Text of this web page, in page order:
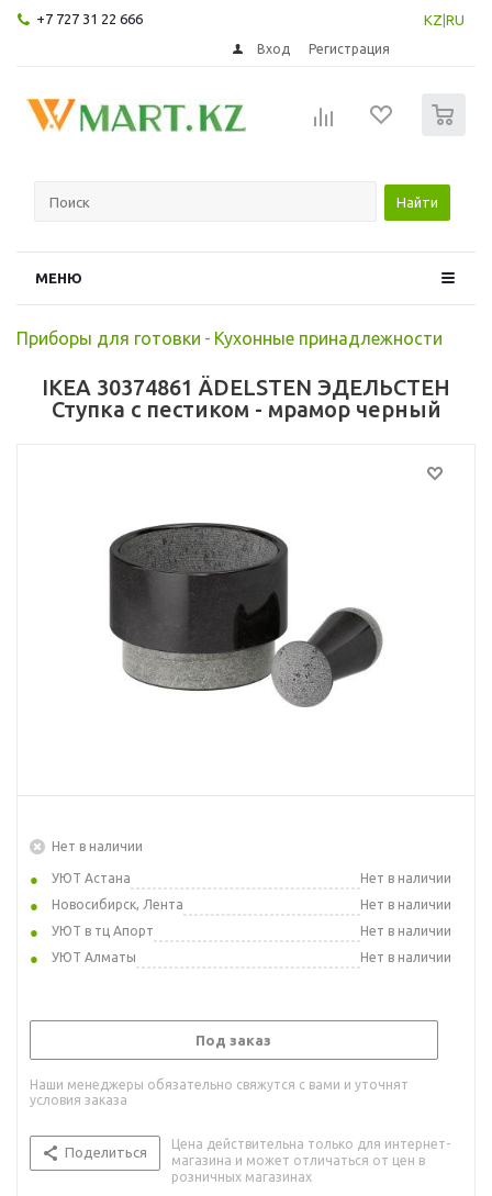
+7 727 31 22 666 KZ RU
Вход Регистрация
Найти
МЕНЮ
Приборы для готовки - Кухонные принадлежности
IKEA 30374861 ÄDELSTEN ЭДЕЛЬСТЕН
Ступка с пестиком - мрамор черный
Нет в наличии
УЮТ Астана
Нет в наличии
Новосибирск, Лента
Нет в наличии
УЮТ в тц Апорт
Нет в наличии
УЮТ Алматы
Нет в наличии
Под заказ
Наши менеджеры обязательно свяжутся с вами и уточнят
условия заказа
Поделиться
Цена действительна только для интернет-
магазина и может отличаться от цен в
розничных магазинах